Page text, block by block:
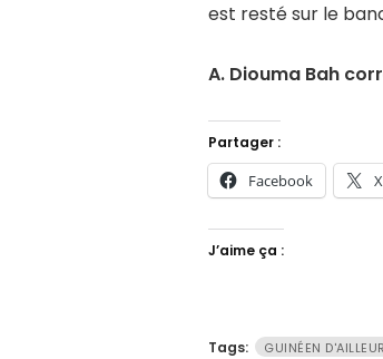
est resté sur le
A. Diouma Bah
Partager :
Facebook X
J’aime ça :
Tags: GUINÉEN